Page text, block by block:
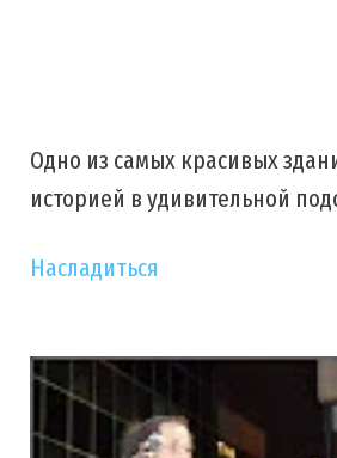
Одно из самых красивых
историей в удивительной
Насладиться